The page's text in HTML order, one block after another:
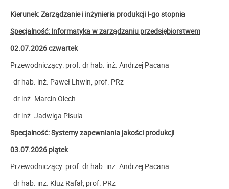
Kierunek: Zarządzanie i inżynieria produkcji I-go stopnia
Specjalność: Informatyka w zarządzaniu przedsiębiorstwem
02.07.2026 czwartek
Przewodniczący: prof. dr hab. inż. Andrzej Pacana
dr hab. inż. Paweł Litwin, prof. PRz
dr inż. Marcin Olech
dr inż. Jadwiga Pisula
Specjalność: Systemy zapewniania jakości produkcji
03.07.2026 piątek
Przewodniczący: prof. dr hab. inż. Andrzej Pacana
dr hab. inż. Kluz Rafał, prof. PRz